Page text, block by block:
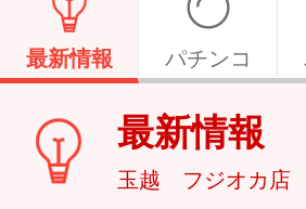
最新情報 パチンコ
最新情報
玉越 フジオカ店